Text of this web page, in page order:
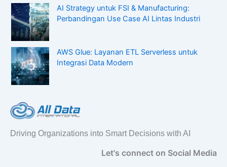
AI Strategy untuk FSI & Manufacturing:
Perbandingan Use Case AI Lintas Industri
AWS Glue: Layanan ETL Serverless untuk
Integrasi Data Modern
Driving Organizations into Smart Decisions with AI
Let's connect on Social Media